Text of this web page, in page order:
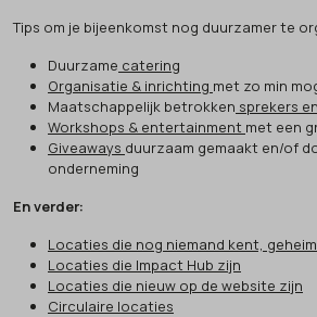
Tips om je bijeenkomst nog duurzamer te
Duurzame catering
Organisatie & inrichting met zo min
Maatschappelijk betrokken sprekers
Workshops & entertainment met een
Giveaways duurzaam gemaakt en/of
onderneming
En verder:
Locaties die nog niemand kent,
Locaties die Impact Hub zijn
Locaties die nieuw op de website zijn
Circulaire locaties